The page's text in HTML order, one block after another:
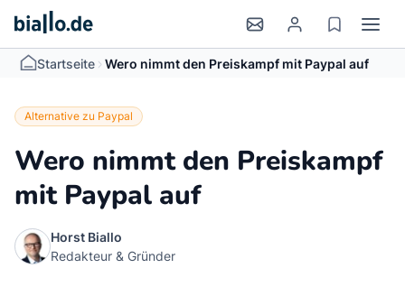
Startseite > Wero nimmt den Preiskampf mit Paypal auf
Alternative zu Paypal
Wero nimmt den Preiskampf
mit Paypal auf
Horst Biallo
Redakteur & Gründer